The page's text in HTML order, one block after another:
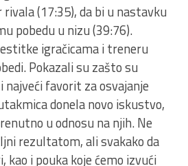
(17:35), da bi u nastavku
pobedu u nizu (39:76).
igračicama i treneru
Pokazali su zašto su
najveći favorit za osvajanje
donela novo iskustvo,
u odnosu na njih. Ne
rezultatom, ali svakako da
i pouka koje ćemo izvući